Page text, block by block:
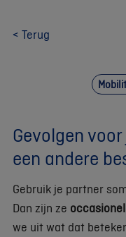
< Terug
Gevolgen
een andere
Gebruik je partner
Dan zijn ze
we uit wat dat